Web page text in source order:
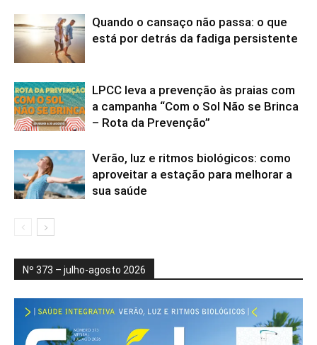
Quando o cansaço não passa: o que
está por detrás da fadiga persistente
LPCC leva a prevenção às praias com
a campanha “Com o Sol Não se Brinca
– Rota da Prevenção”
Verão, luz e ritmos biológicos: como
aproveitar a estação para melhorar a
sua saúde
Nº 373 – julho-agosto 2026